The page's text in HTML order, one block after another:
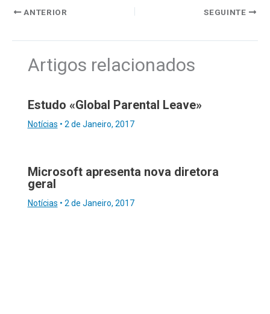
ANTERIOR SEGUINTE
Artigos relacionados
Estudo «Global Parental Leave»
Notícias • 2 de Janeiro, 2017
Microsoft apresenta nova diretora
geral
Notícias • 2 de Janeiro, 2017